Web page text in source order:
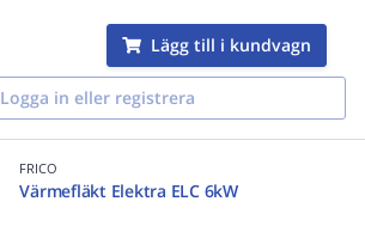
Lägg till i kundvagn
Logga in eller registrera
FRICO
Värmefläkt Elektra ELC 6kW